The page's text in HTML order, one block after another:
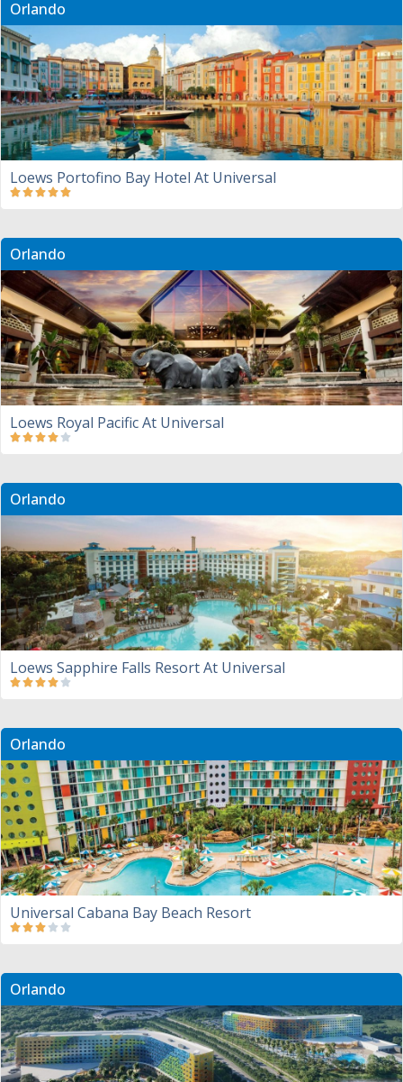
Orlando
Loews Portofino Bay Hotel At Universal
Orlando
Loews Royal Pacific At Universal
Orlando
Loews Sapphire Falls Resort At Universal
Orlando
Universal Cabana Bay Beach Resort
Orlando